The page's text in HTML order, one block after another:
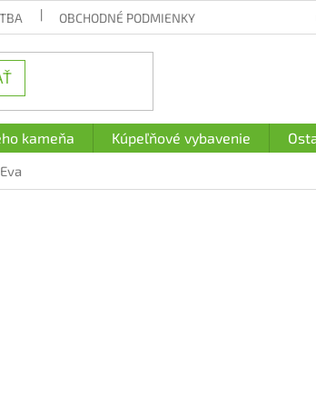
OBCHODNÉ PODMIENKY ZÁRUČNÉ
kameňa Kúpeľňové vybavenie